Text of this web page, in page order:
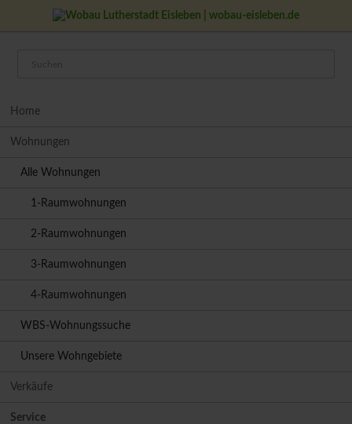
Home
Wohnungen
Alle Wohnungen
1-Raumwohnungen
2-Raumwohnungen
3-Raumwohnungen
4-Raumwohnungen
WBS-Wohnungssuche
Unsere Wohngebiete
Verkäufe
Service